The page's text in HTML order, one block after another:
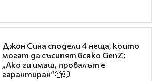
Джон Сина сподели 4 неща, които
могат да съсипят всяко GenZ:
„Ако ги имаш, провалът е
гарантиран“🧐💥